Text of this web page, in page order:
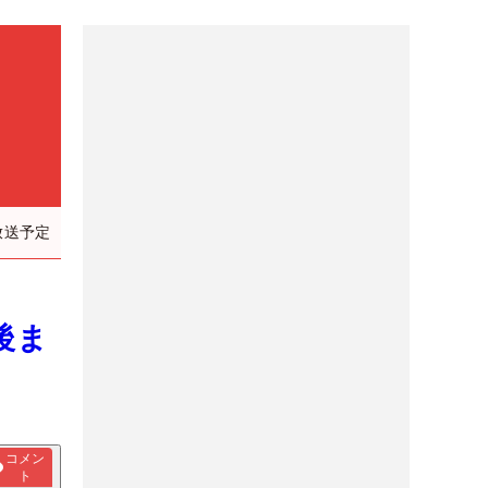
予定
ま
コメン
ト